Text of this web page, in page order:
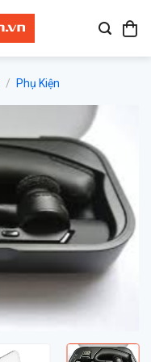
/ Phụ Kiện